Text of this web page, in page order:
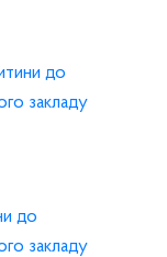
до
закладу
до
закладу